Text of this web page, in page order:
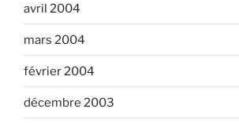
avril 2004
mars 2004
février 2004
décembre 2003